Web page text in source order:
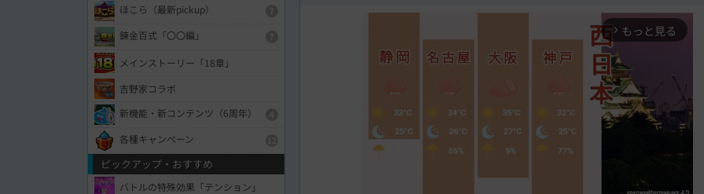
arrow_forward_ios もっと見る
ほこら（最新pickup）
錬金百式「〇〇編」
メインストーリー「18章」
吉野家コラボ
新機能・新コンテンツ（6周年）
各種キャンペーン
ピックアップ・おすすめ
バトルの特殊効果「テンション」